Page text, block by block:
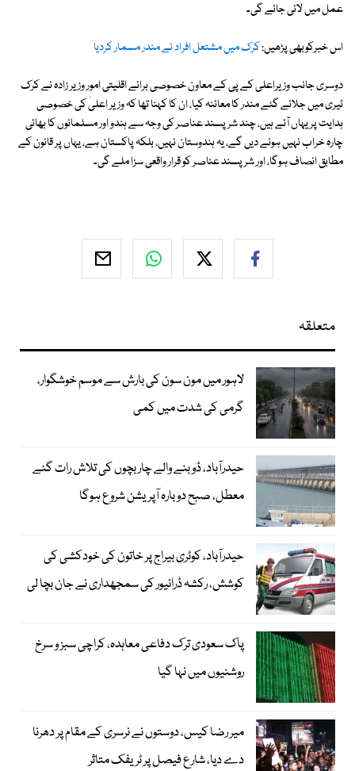
عمل میں لائی جائے گی۔
اس خبرکوبھی پڑھیں:کرک میں مشتعل افراد نے مندر مسمار کردیا
دوسری جانب وزیراعلی کے پی کے معاون خصوصی برائے اقلیتی امور وزیر زادہ نے کرک
ٹیری میں جلائے گئے مندر کا معائنہ کیا، ان کا کہنا تھا کہ وزیر اعلیٰ کی خصوصی
ہدایت پر یہاں آئے ہیں، چند شرپسند عناصر کی وجہ سے ہندو اور مسلمانوں کا بھائی
چارہ خراب نہیں ہونے دیں گے، یہ ہندوستان نہیں، بلکہ پاکستان ہے، یہاں پر قانون کے
مطابق انصاف ہوگا، اور شر پسند عناصر کو قرار واقعی سزا ملے گی۔
متعلقہ
لاہور میں مون سون کی بارش سے موسم خوشگوار،
گرمی کی شدت میں کمی
حیدرآباد، ڈوبنے والے چار بچوں کی تلاش رات گئے
معطل، صبح دوبارہ آپریشن شروع ہوگا
حیدرآباد، کوٹری بیراج پر خاتون کی خودکشی کی
کوشش، رکشہ ڈرائیور کی سمجھداری نے جان بچا لی
پاک سعودی ترک دفاعی معاہدہ، کراچی سبز و سرخ
روشنیوں میں نہا گیا
میر رضا کیس، دوستوں نے نرسری کے مقام پر دھرنا
دے دیا، شارع فیصل پر ٹریفک متاثر